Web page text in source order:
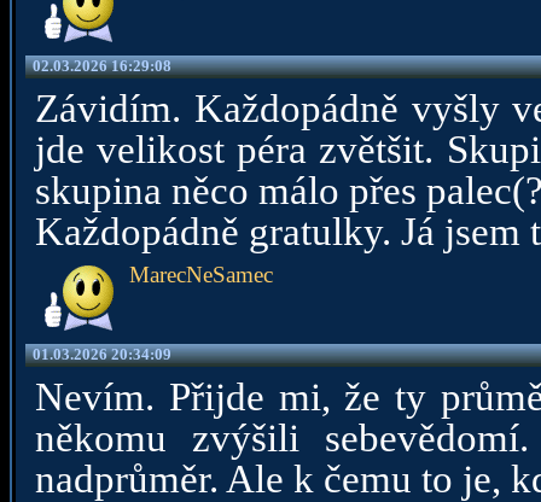
02.03.2026 16:29:08
Závidím. Každopádně vyšly
jde velikost péra zvětšit.
skupina něco málo přes
Každopádně gratulky. Já jsem
MarecNeSamec
01.03.2026 20:34:09
Nevím. Přijde mi, že ty
někomu zvýšili
nadprůměr. Ale k čemu to je,